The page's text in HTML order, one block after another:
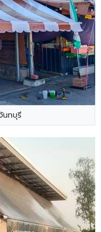
นทบุรี